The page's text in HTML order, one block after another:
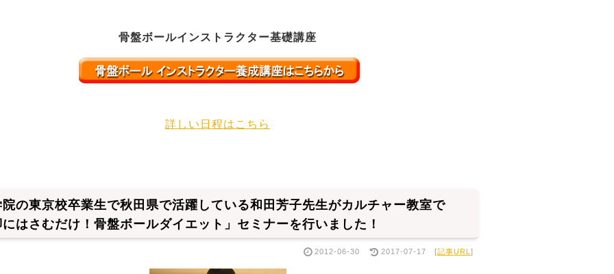
骨盤ボールインストラクター基礎講座
詳しい日程はこちら
院の東京校卒業生で秋田県で活躍している和田芳子先生がカルチャー教室で
はさむだけ！骨盤ボールダイエット」セミナーを行いました！
2012-06-30 2017-07-17 [記事URL ]